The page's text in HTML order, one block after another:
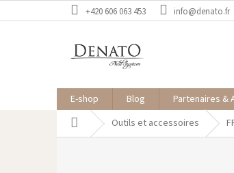
au
+420 606 063 453 info@denato.fr
E-shop Blog Partenaires &
AccueilOutils et accessoires